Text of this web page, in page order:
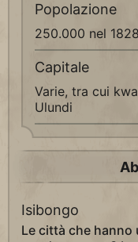
Popolazione
250.000 nel 1828
Capitale
Varie, tra cui
Ulundi
Isibongo
Le città che